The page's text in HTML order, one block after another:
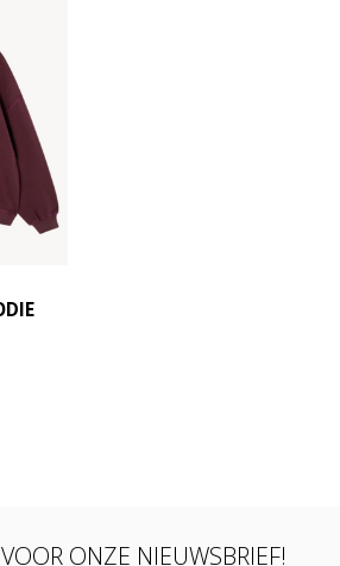
VOOR ONZE NIEUWSBRIEF!